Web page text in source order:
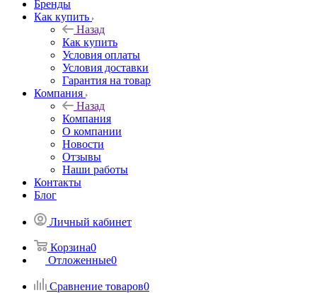
Бренды
Как купить
Назад
Как купить
Условия оплаты
Условия доставки
Гарантия на товар
Компания
Назад
Компания
О компании
Новости
Отзывы
Наши работы
Контакты
Блог
Личный кабинет
Корзина0
Отложенные0
Сравнение товаров0